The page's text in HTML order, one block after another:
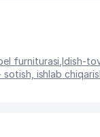
furniturasi ,Idish-
ishlab